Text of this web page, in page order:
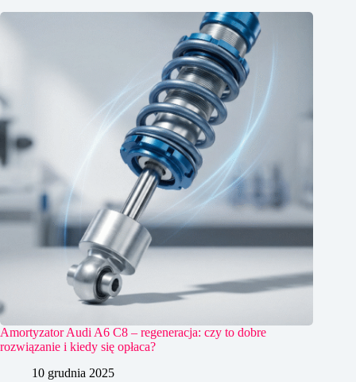
Amortyzator Audi A6 C8 – regeneracja: czy to dobre
rozwiązanie i kiedy się opłaca?
10 grudnia 2025